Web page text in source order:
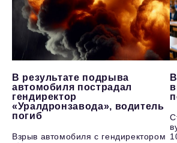
В результате подрыва
автомобиля пострадал
гендиректор
«Уралдронзавода», водитель
погиб
Взрыв автомобиля с гендиректором